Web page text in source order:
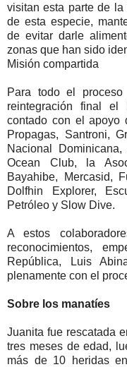
visitan esta parte de
de esta especie,
de evitar darle
zonas que han sido
Misión compartida
Para todo el
reintegración final el
contado con el apoyo
Propagas, Santroni,
Nacional
Ocean Club, la
Bayahibe, Mercasid,
Dolfhin Explorer,
Petróleo y Slow Dive.
A estos
reconocimientos,
República, Luis
plenamente con el
Sobre los manatíes
Juanita fue rescatada
tres meses de edad,
más de 10 heridas